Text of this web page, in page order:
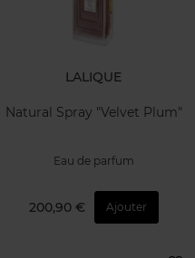
LALIQUE
Natural Spray "Velvet Plum"
Eau de parfum
200,90 € Ajouter